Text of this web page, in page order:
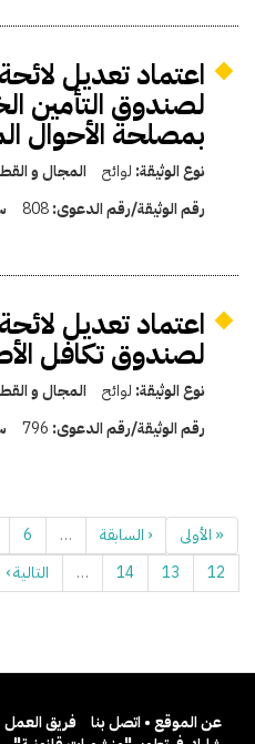
اعتماد تعديل
لصندوق التأمين
بمصلحة الأحوال
نوع الوثيقة: لوائح المجال و
رقم الوثيقة/رقم الدعوى:808
اعتماد تعديل
لصندوق تكافل
نوع الوثيقة: لوائح المجال و
رقم الوثيقة/رقم الدعوى: 796
« الأولى ‹ السابقة …
6
12
13
14
… التالية ›
عن الموقع • اتصل بنا
فريق العمل